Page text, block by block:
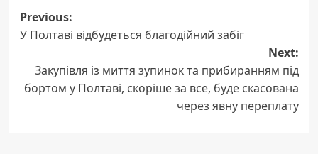
Post
navigation
Previous:
У Полтаві відбудеться благодійний забіг
Next:
Закупівля із миття зупинок та прибиранням під
бортом у Полтаві, скоріше за все, буде скасована
через явну переплату